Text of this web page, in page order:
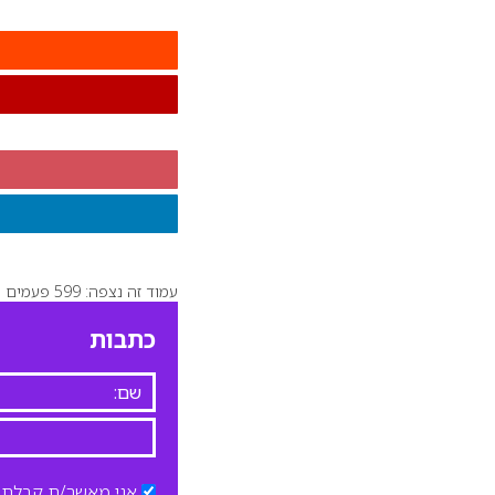
עמוד זה נצפה: 599 פעמים
כתבות